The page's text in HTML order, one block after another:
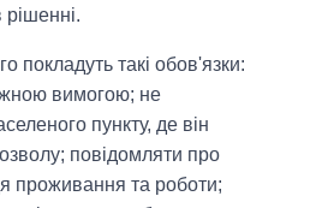
рішенні.
покладуть такі обов'язки:
вимогою; не
пункту, де він
повідомляти про
проживання та роботи;